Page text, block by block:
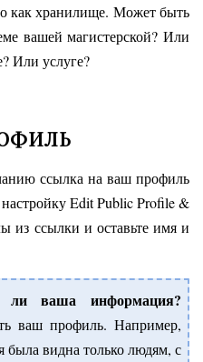
как хранилище. Может быть
вашей магистерской? Или
Или услуге?
ссылка на ваш профиль
Edit Public Profile &
из ссылки и оставьте имя и
ваша информация?
ваш профиль. Например,
была видна только людям, с